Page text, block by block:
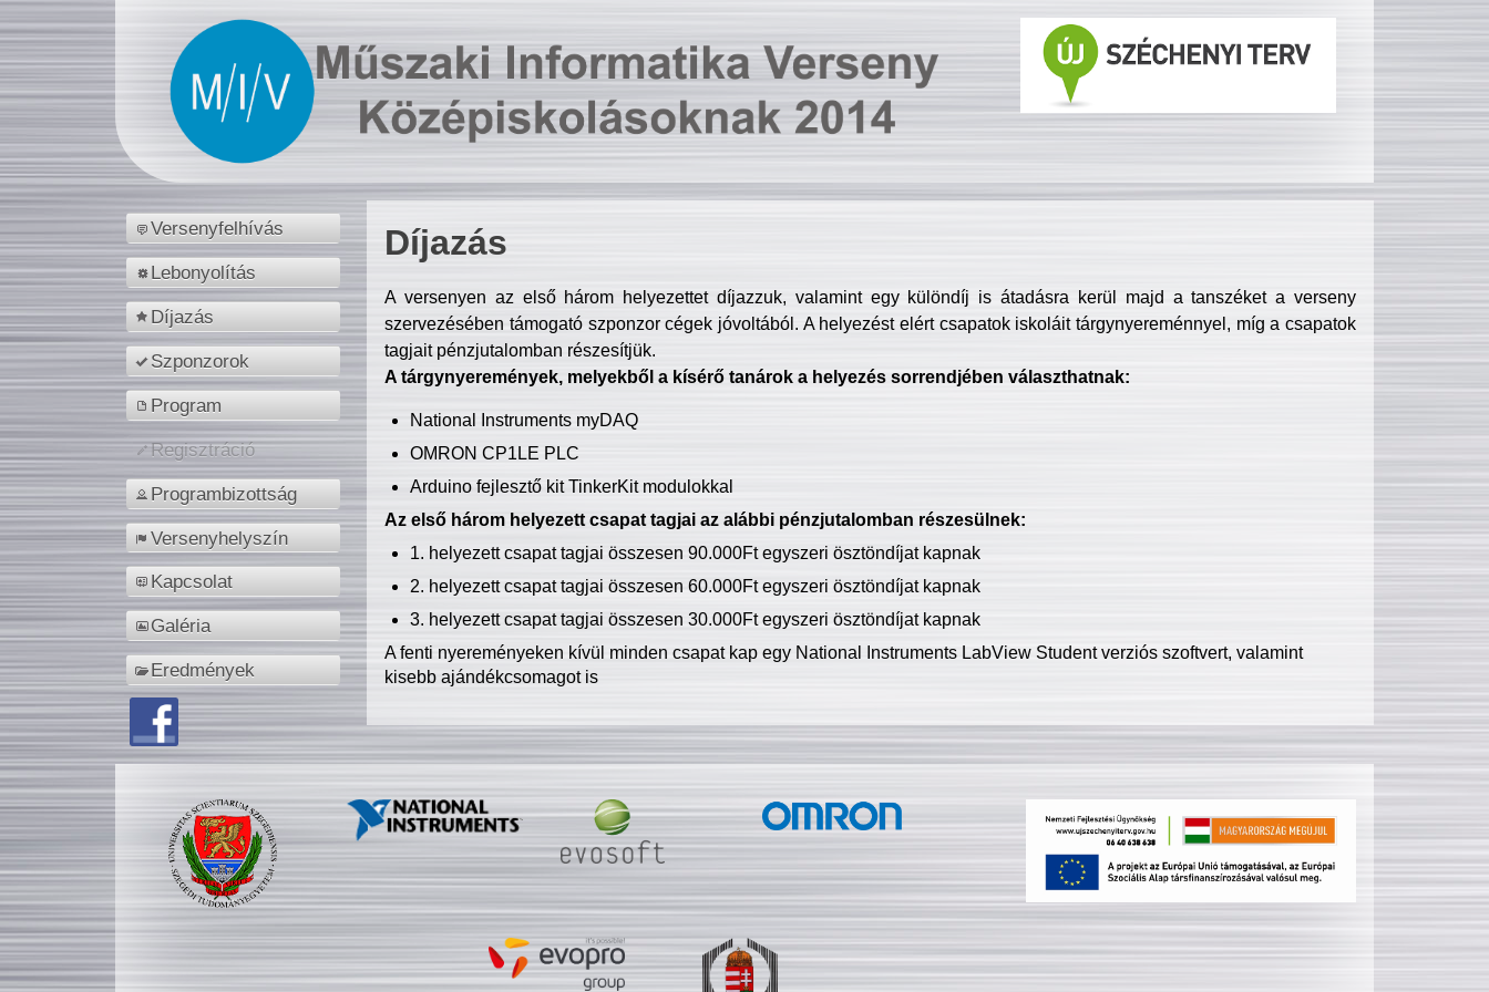
Versenyfelhívás
Lebonyolítás
Díjazás
Szponzorok
Program
Regisztráció
Programbizottság
Versenyhelyszín
Kapcsolat
Galéria
Eredmények
Díjazás
A versenyen az első három helyezettet díjazzuk, valamint egy különdíj is átadásra kerül majd a tanszéket a verseny
szervezésében támogató szponzor cégek jóvoltából. A helyezést elért csapatok iskoláit tárgynyereménnyel, míg a csapatok
tagjait pénzjutalomban részesítjük.
A tárgynyeremények, melyekből a kísérő tanárok a helyezés sorrendjében választhatnak:
National Instruments myDAQ
OMRON CP1LE PLC
Arduino fejlesztő kit TinkerKit modulokkal
Az első három helyezett csapat tagjai az alábbi pénzjutalomban részesülnek:
1. helyezett csapat tagjai összesen 90.000Ft egyszeri ösztöndíjat kapnak
2. helyezett csapat tagjai összesen 60.000Ft egyszeri ösztöndíjat kapnak
3. helyezett csapat tagjai összesen 30.000Ft egyszeri ösztöndíjat kapnak
A fenti nyereményeken kívül minden csapat kap egy National Instruments LabView Student verziós szoftvert, valamint
kisebb ajándékcsomagot is